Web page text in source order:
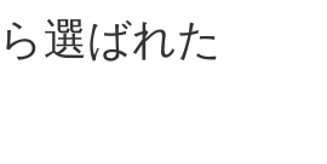
選ばれた